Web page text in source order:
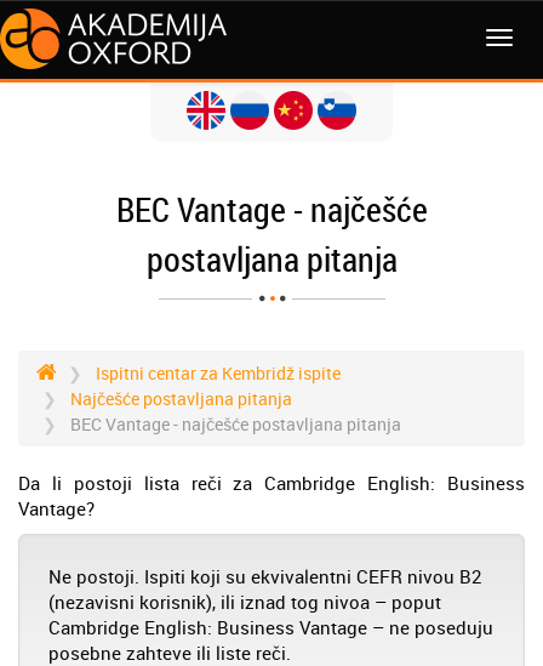
BEC Vantage - najčešće
postavljana pitanja
Ispitni centar za Kembridž ispite
Najčešće postavljana pitanja
BEC Vantage - najčešće postavljana pitanja
Da li postoji lista reči za Cambridge English: Business
Vantage?
Ne postoji. Ispiti koji su ekvivalentni CEFR nivou B2
(nezavisni korisnik), ili iznad tog nivoa – poput
Cambridge English: Business Vantage – ne poseduju
posebne zahteve ili liste reči.